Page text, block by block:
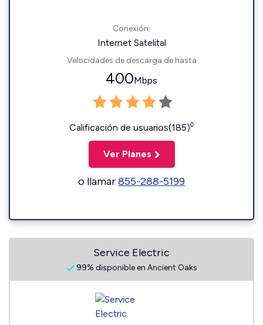
Conexión:
Internet Satelital
Velocidades de descarga de hasta
400Mbps
Calificación de usuarios(185)◊
Ver Planes
o llamar855-288-5199
Service Electric
99% disponible en Ancient Oaks